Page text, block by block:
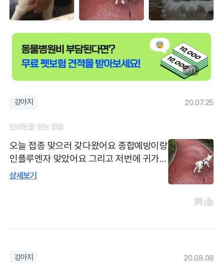
1 / 1
강아지 20.07.25
반려동물 정보 없음
오늘 접종 맞으러 갖다왔어요 종합예방이랑
인플루엔자 맞았어요 그리고 저번에 귀가
안좋아서 귀 약 처방받은거 요즘은 어떠냐
상세보기
강아지 20.08.08